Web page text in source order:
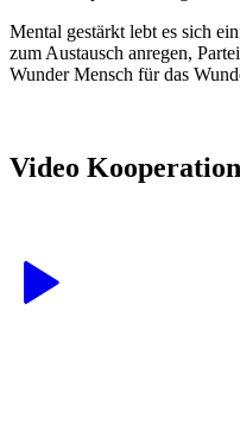
Mental gestärkt lebt es sich
zum Austausch anregen,
Wunder Mensch für das
Video